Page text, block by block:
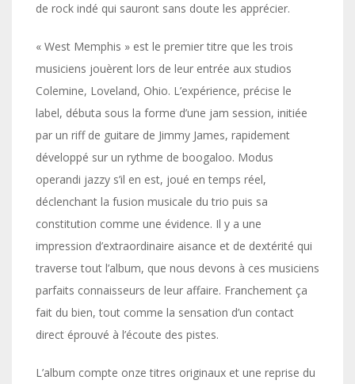
de rock indé qui sauront sans doute les apprécier.
« West Memphis » est le premier titre que les trois
musiciens jouèrent lors de leur entrée aux studios
Colemine, Loveland, Ohio. L’expérience, précise le
label, débuta sous la forme d’une jam session, initiée
par un riff de guitare de Jimmy James, rapidement
développé sur un rythme de boogaloo. Modus
operandi jazzy s’il en est, joué en temps réel,
déclenchant la fusion musicale du trio puis sa
constitution comme une évidence. Il y a une
impression d’extraordinaire aisance et de dextérité qui
traverse tout l’album, que nous devons à ces musiciens
parfaits connaisseurs de leur affaire. Franchement ça
fait du bien, tout comme la sensation d’un contact
direct éprouvé à l’écoute des pistes.
L’album compte onze titres originaux et une reprise du